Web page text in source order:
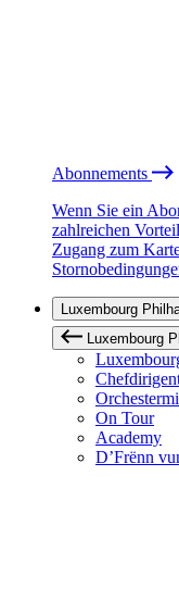
Abonnements
Wenn Sie ein
zahlreichen
Zugang zum
Luxembourg
Luxembourg
On Tour
Academy
D’Frënn